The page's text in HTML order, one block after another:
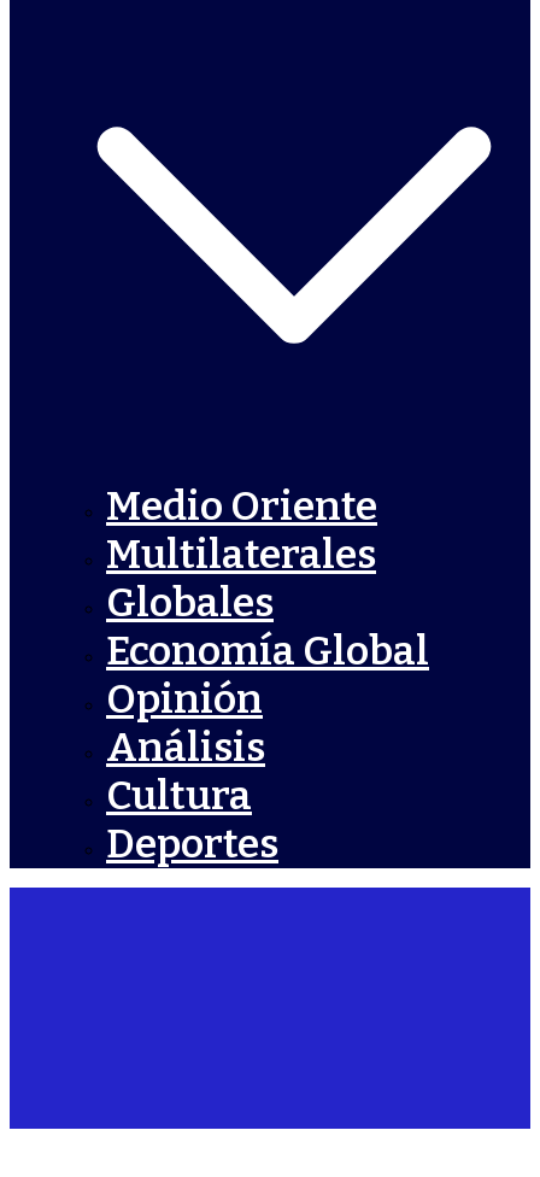
Medio Oriente
Multilaterales
Globales
Economía Global
Opinión
Análisis
Cultura
Deportes